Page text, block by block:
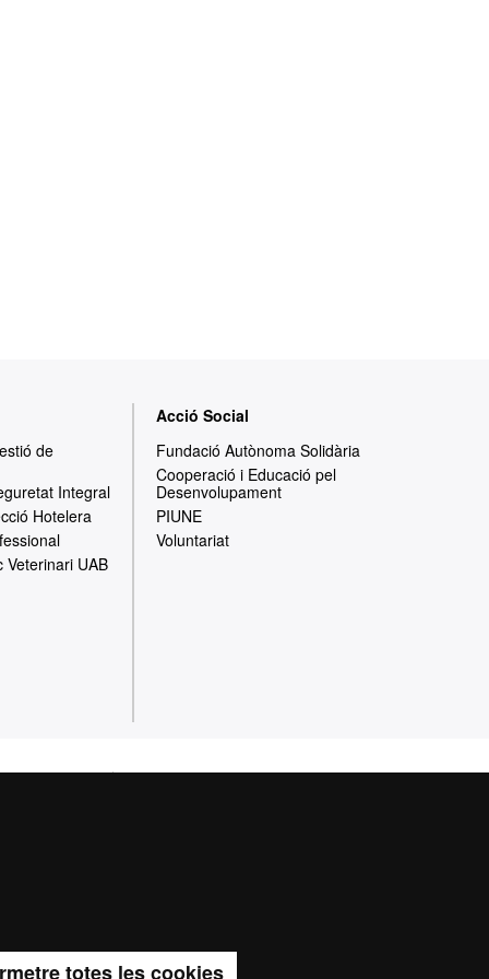
totes les cookies
de
Integral
Hotelera
Veterinari UAB
Acció Social
Fundació Autònoma Solidària
Cooperació i Educació pel
Desenvolupament
PIUNE
Voluntariat
a l’activitat